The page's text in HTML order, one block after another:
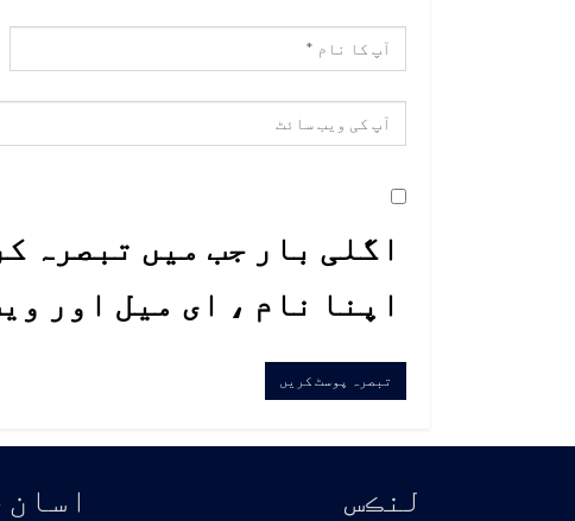
اگلی بار جب میں تبصرہ
اپنا نام ، ای میل اور
لنڪس